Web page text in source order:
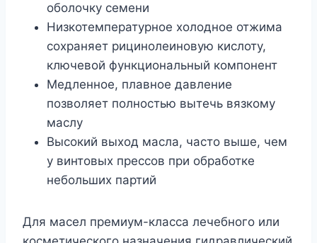
оболочку семени
Низкотемпературное холодное отжима
сохраняет рицинолеиновую кислоту,
ключевой функциональный компонент
Медленное, плавное давление
позволяет полностью вытечь вязкому
маслу
Высокий выход масла, часто выше, чем
у винтовых прессов при обработке
небольших партий
Для масел премиум-класса лечебного или